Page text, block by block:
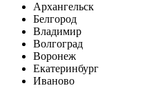
Архангельск
Белгород
Владимир
Волгоград
Воронеж
Екатеринбург
Иваново